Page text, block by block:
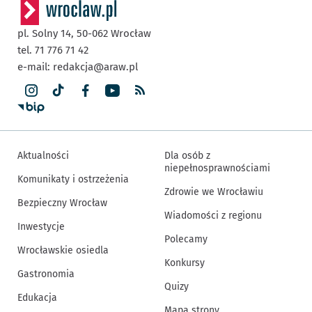
pl. Solny 14, 50-062 Wrocław
tel. 71 776 71 42
e-mail: redakcja@araw.pl
Aktualności
Komunikaty i ostrzeżenia
Bezpieczny Wrocław
Inwestycje
Wrocławskie osiedla
Gastronomia
Edukacja
Dla osób z
niepełnosprawnościami
Zdrowie we Wrocławiu
Wiadomości z regionu
Polecamy
Konkursy
Quizy